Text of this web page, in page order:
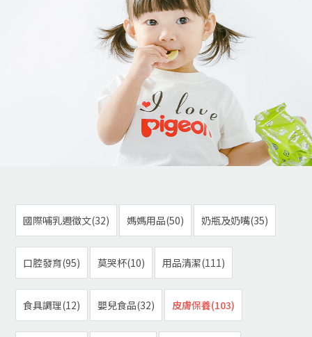
國際哺乳週徵文(32) 媽媽用品(50) 奶瓶及奶嘴(35)
口腔發育(95) 莫哭杯(10) 用品清潔(111)
食具調理(12) 嬰兒食品(32) 皮膚保養(103)